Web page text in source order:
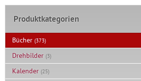
Produktkategorien
Bücher (373)
Drehbilder (3)
Kalender (25)